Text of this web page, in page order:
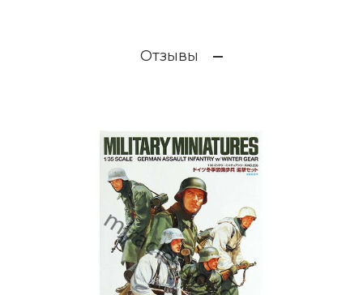
Отзывы